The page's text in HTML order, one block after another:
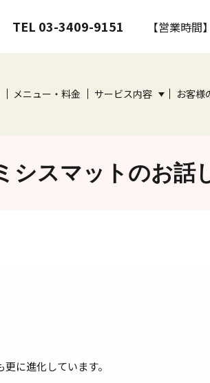
TEL 03-3409-9151 【営業時
メニュー・料金 サービス内容 お客様
シスマットのお話
に進化しています。